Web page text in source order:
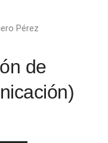
Pérez
de